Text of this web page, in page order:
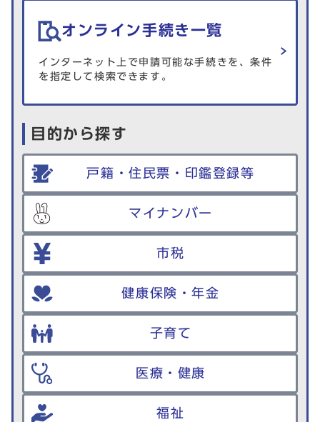
オンライン手続き一覧
インターネット上で申請可能な手続きを、条件
を指定して検索できます。
目的から探す
戸籍・住民票・印鑑登録等
マイナンバー
市税
健康保険・年金
子育て
医療・健康
福祉